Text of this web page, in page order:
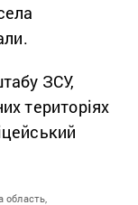
ЗСУ,
територіях
область,